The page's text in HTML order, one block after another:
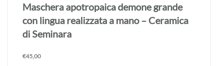
Maschera apotropaica demone grande
con lingua realizzata a mano – Ceramica
di Seminara
€45,00